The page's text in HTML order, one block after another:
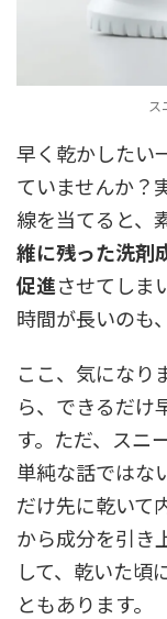
ス
早く乾かしたい
ていませんか？
線を当てると、
維に残った洗剤
促進させてしま
時間が長いのも
ここ、気になり
ら、できるだけ
す。ただ、スニ
単純な話ではな
だけ先に乾いて
から成分を引き
して、乾いた頃
ともあります。